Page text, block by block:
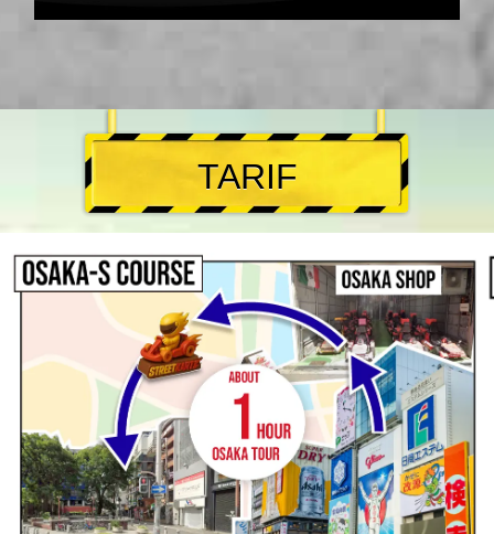
TARIF